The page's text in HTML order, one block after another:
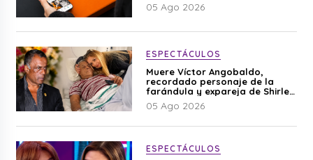
05 Ago 2026
ESPECTÁCULOS
Muere Víctor Angobaldo,
recordado personaje de la
farándula y expareja de Shirley
Cherres
05 Ago 2026
ESPECTÁCULOS